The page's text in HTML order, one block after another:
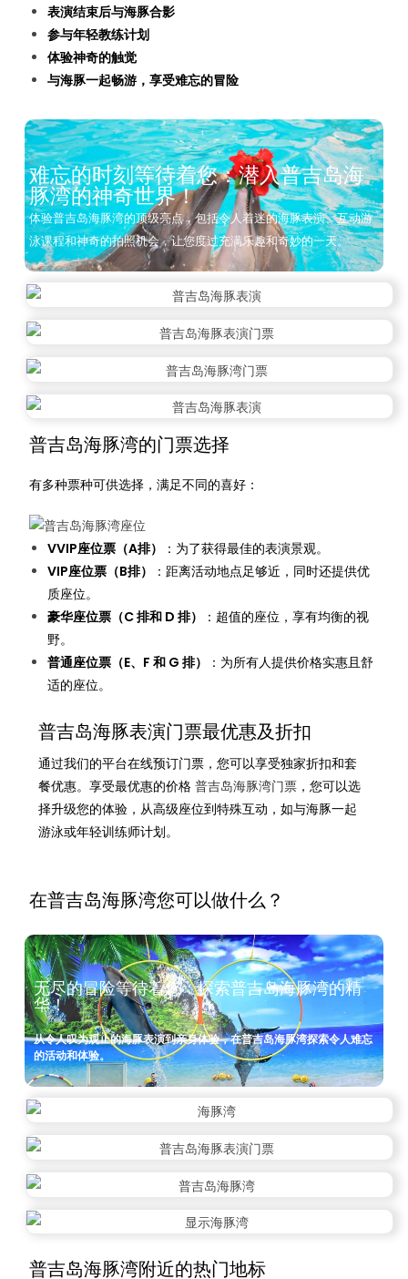
表演结束后与海豚合影
参与年轻教练计划
体验神奇的触觉
与海豚一起畅游，享受难忘的冒险
难忘的时刻等待着您：潜入普吉岛海
豚湾的神奇世界！
体验普吉岛海豚湾的顶级亮点，包括令人着迷的海豚表演、互动游
泳课程和神奇的拍照机会，让您度过充满乐趣和奇妙的一天。
普吉岛海豚湾的门票选择
有多种票种可供选择，满足不同的喜好：
VVIP座位票（A排）
：为了获得最佳的表演景观。
VIP座位票（B排）
：距离活动地点足够近，同时还提供优
质座位。
豪华座位票（C 排和 D 排）
：超值的座位，享有均衡的视
野。
普通座位票（E、F 和 G 排）
：为所有人提供价格实惠且舒
适的座位。
普吉岛海豚表演门票最优惠及折扣
通过我们的平台在线预订门票，您可以享受独家折扣和套
餐优惠。享受最优惠的价格普吉岛海豚湾门票 ，您可以选
择升级您的体验，从高级座位到特殊互动，如与海豚一起
游泳或年轻训练师计划。
在普吉岛海豚湾您可以做什么？
无尽的冒险等待着您：探索普吉岛海豚湾的精
华！
从令人叹为观止的海豚表演到亲身体验，在普吉岛海豚湾探索令人难忘
的活动和体验。
普吉岛海豚湾附近的热门地标